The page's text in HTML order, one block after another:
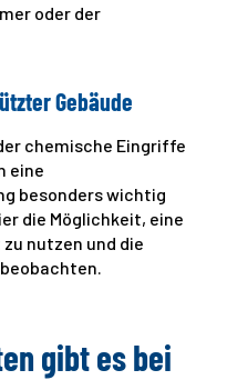
oder der
Gebäude
chemische Eingriffe
eine
besonders wichtig
die Möglichkeit, eine
nutzen und die
gibt es bei